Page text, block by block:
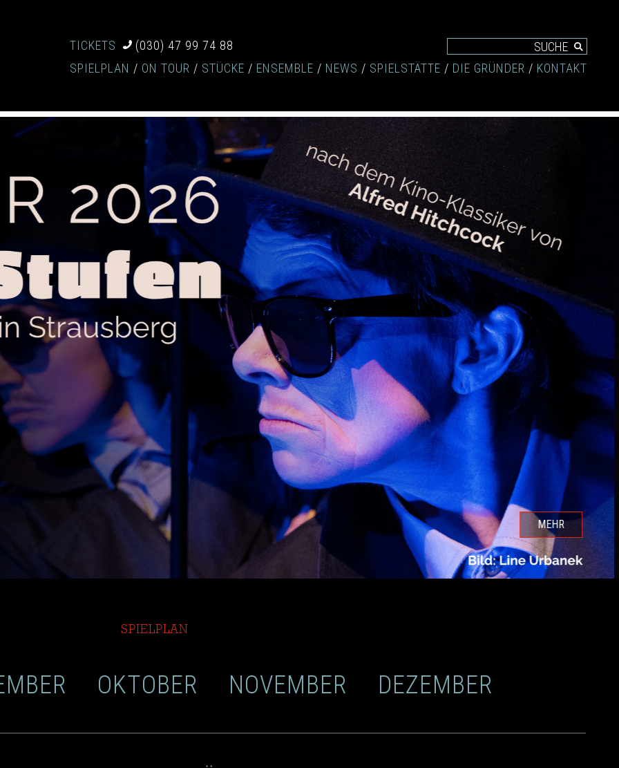
TICKETS
(030) 47 99 74 88
SPIELPLAN
ON TOUR STÜCKE ENSEMBLE NEWS SPIELSTÄTTE DIE GRÜNDER KONTAKT
ZUM STÜCK
next
SPIELPLAN
OKTOBER NOVEMBER DEZEMBER